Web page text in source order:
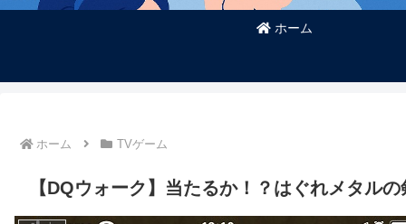
ホーム
ホーム TVゲーム
【DQウォーク】当たるか！？はぐれメタル